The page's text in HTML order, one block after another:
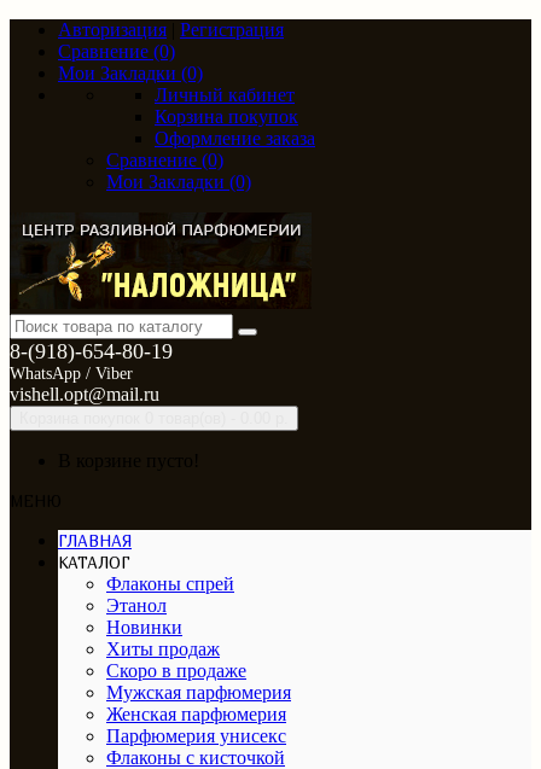
Авторизация
Регистрация
Сравнение (0)
Мои Закладки (0)
Личный кабинет
Корзина покупок
Оформление заказа
Сравнение (0)
Мои Закладки (0)
8-(918)-654-80-19
WhatsApp / Viber
vishell.opt@mail.ru
ГЛАВНАЯ
КАТАЛОГ
Флаконы спрей
Этанол
Новинки
Хиты продаж
Скоро в продаже
Мужская парфюмерия
Женская парфюмерия
Парфюмерия унисекс
Флаконы с кисточкой